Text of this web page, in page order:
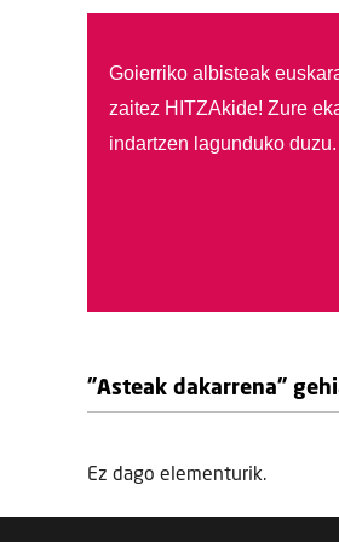
Goierriko albisteak
zaitez HITZAkide! Zure
indartzen lagunduko duzu.
"Asteak dakarrena"
Ez dago elementurik.